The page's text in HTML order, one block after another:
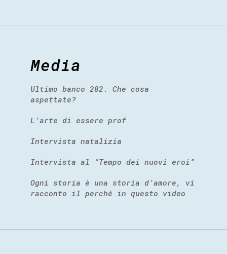
Media
Ultimo banco 282. Che cosa
aspettate?
L’arte di essere prof
Intervista natalizia
Intervista al “Tempo dei nuovi eroi”
Ogni storia è una storia d’amore, vi
racconto il perché in questo video